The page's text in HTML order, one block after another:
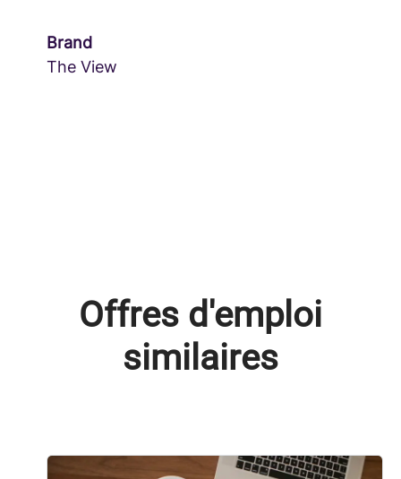
Brand
The View
Offres d'emploi
similaires